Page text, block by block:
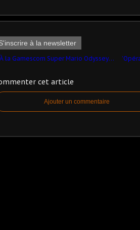
à la newsletter
À la Gamescom Super Mario Odyssey obtient cinq récompenses !
cet article
Ajouter un commentaire